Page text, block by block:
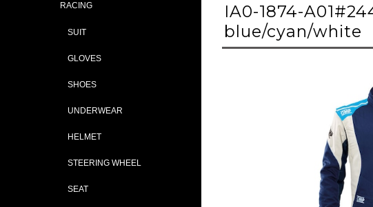
IA0-1874-
blue/cyan/white
RACING
SUIT
GLOVES
SHOES
UNDERWEAR
HELMET
STEERING WHEEL
SEAT